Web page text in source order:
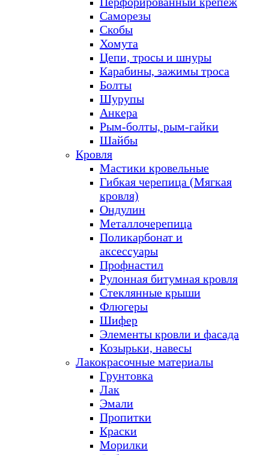
Саморезы
Скобы
Хомута
Цепи, тросы и шнуры
Карабины, зажимы троса
Болты
Шурупы
Анкера
Рым-болты, рым-гайки
Шайбы
Кровля
Мастики кровельные
Гибкая черепица (Мягкая
кровля)
Ондулин
Металлочерепица
Поликарбонат и
аксессуары
Профнастил
Рулонная битумная кровля
Стеклянные крыши
Флюгеры
Шифер
Элементы кровли и фасада
Козырьки, навесы
Лакокрасочные материалы
Грунтовка
Лак
Эмали
Пропитки
Краски
Морилки